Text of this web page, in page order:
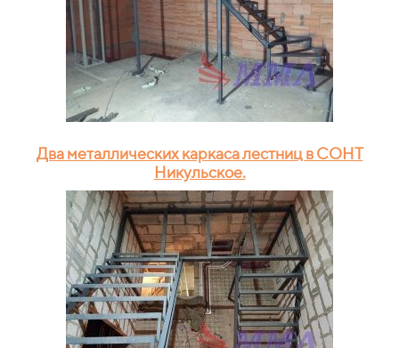
Два металлических каркаса лестниц в СОНТ
Никульское.